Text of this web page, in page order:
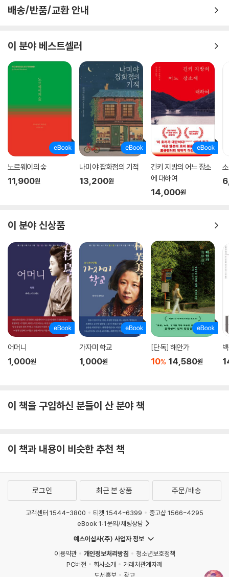
배송/반품/교환 안내
이 분야 베스트셀러
노르웨이의 숲
11,900원
나미야 잡화점의 기적
13,200원
긴키 지방의 어느 장소
에 대하여
14,000원
이 분야 신상품
어머니
1,000원
가자미 학교
1,000원
[단독] 해안가
10% 14,580원
이 책을 구입하신 분들이 산 분야 책
이 책과 내용이 비슷한 추천 책
로그인 최근 본 상품 주문/배송
고객센터 1544-3800 티켓 1544-6399
중고샵 1566-4295
eBook 1:1문의/채팅상담
예스이십사(주) 사업자 정보
이용약관
개인정보처리방침
청소년보호정책
PC버전
회사소개
거래처관계자께
도서홍보
광고